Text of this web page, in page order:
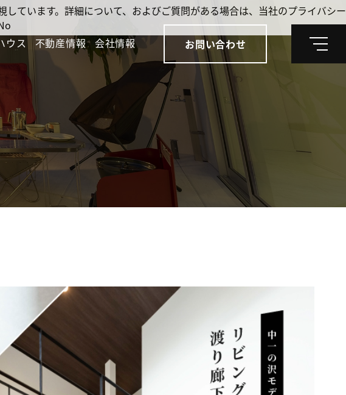
ウス 不動産情報 会社情報 お問い合わせ
メ
ています。詳細について、およびご質問がある場合は、当社のプライバシー